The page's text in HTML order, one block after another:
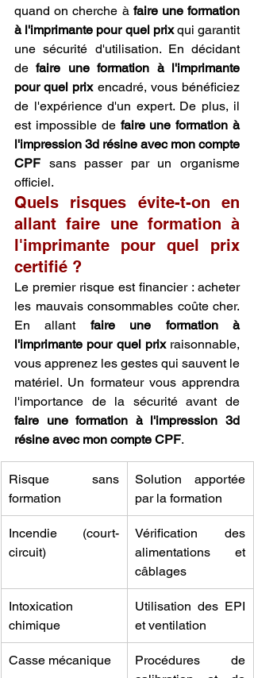
quand on cherche à faire une formation
à l'imprimante pour quel prix qui garantit
une sécurité d'utilisation. En décidant
de faire une formation à l'imprimante
pour quel prix encadré, vous bénéficiez
de l'expérience d'un expert. De plus, il
est impossible de faire une formation à
l'impression 3d résine avec mon compte
CPF sans passer par un organisme
officiel.
Quels risques évite-t-on en
allant faire une formation à
l'imprimante pour quel prix
certifié ?
Le premier risque est financier : acheter
les mauvais consommables coûte cher.
En allant faire une formation à
l'imprimante pour quel prix raisonnable,
vous apprenez les gestes qui sauvent le
matériel. Un formateur vous apprendra
faire une formation à l'impression 3d
résine avec mon compte CPF.
Risque sans
formation
Solution apportée
par la formation
Incendie (court-
circuit)
Vérification des
alimentations et
câblages
Intoxication
chimique
Utilisation des EPI
et ventilation
Casse mécanique
Procédures de